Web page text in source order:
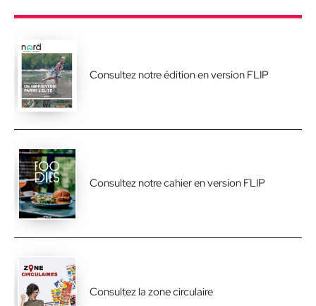
Consultez notre édition en version FLIP
Consultez notre cahier en version FLIP
Consultez la zone circulaire